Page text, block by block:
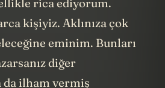
rica ediyorum.
kişiyiz. Aklınıza çok
eminim. Bunları
diğer
da ilham vermiş